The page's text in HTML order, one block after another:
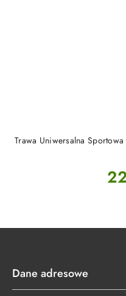
Trawa Uniwersalna
Dane adresowe